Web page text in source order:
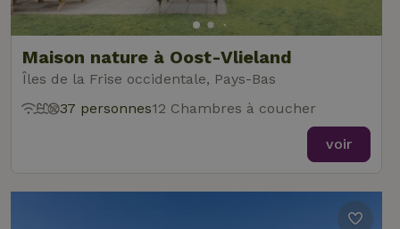
Maison nature à Oost-Vlieland
Îles de la Frise occidentale, Pays-Bas
37 personnes12 Chambres à coucher
voir